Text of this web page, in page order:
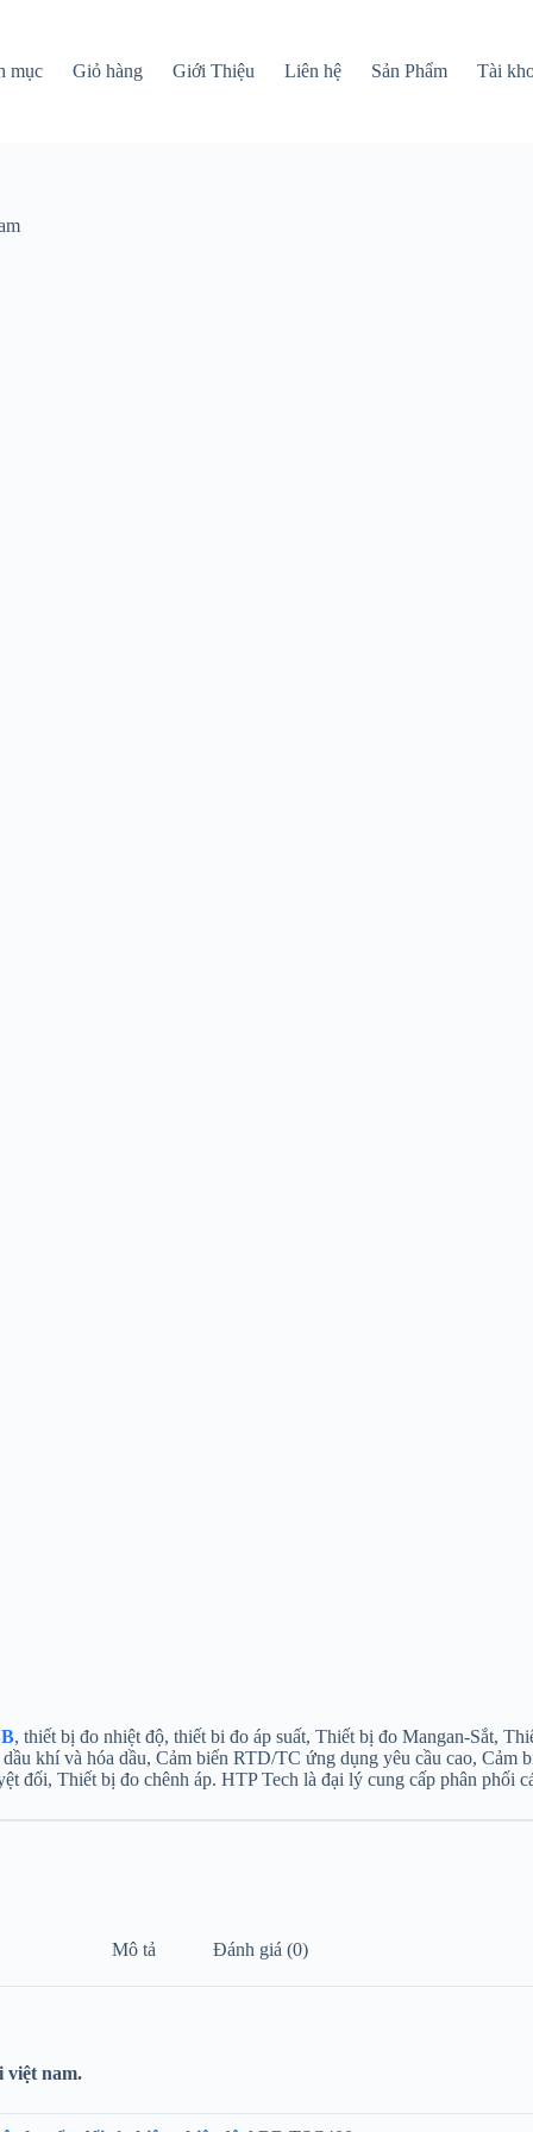
mục Giỏ hàng Giới Thiệu Liên hệ Sản Phẩm Tài
, thiết bị đo nhiệt độ, thiết bi đo áp suất, Thiết bị đo Mangan-Sắt,
khí và hóa dầu, Cảm biến RTD/TC ứng dụng yêu cầu cao, Cảm
đối, Thiết bị đo chênh áp. HTP Tech là đại lý cung cấp phân phối
Mô tả Đánh giá (0)
nam.